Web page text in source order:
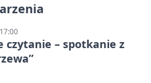
czytanie – spotkanie z